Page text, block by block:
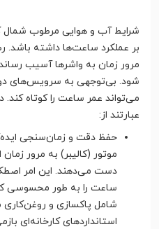
شرایط آب و هوایی مرطوب شمال
بر عملکرد ساعت‌ها داشته باشد.
مرور زمان به واشرها آسیب
شود. بی‌توجهی به سرویس‌های
می‌تواند عمر ساعت را کوتاه کند.
عبارتند از:
حفظ دقت و زمان‌سنجی
موتور (کالیبر) به مرور
دست می‌دهند. این امر
ساعت را به طور محسوسی
شامل پاکسازی و
استانداردهای کارخانه‌ای